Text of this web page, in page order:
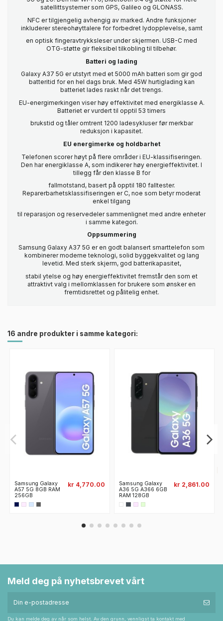
satellittsystemer som GPS, Galileo og GLONASS.
NFC er tilgjengelig avhengig av marked. Andre funksjoner
inkluderer stereohøyttalere for forbedret lydopplevelse, samt
en optisk fingeravtrykksleser under skjermen. USB-C med
OTG-støtte gir fleksibel tilkobling til tilbehør.
Batteri og lading
Galaxy A37 5G er utstyrt med et 5000 mAh batteri som gir god
batteritid for en hel dags bruk. Med 45W hurtiglading kan
batteriet lades raskt når det trengs.
EU-energimerkingen viser høy effektivitet med energiklasse A.
Batteriet er vurdert til opptil 53 timers
brukstid og tåler omtrent 1200 ladesykluser før merkbar
reduksjon i kapasitet.
EU energimerke og holdbarhet
Telefonen scorer høyt på flere områder i EU-klassifiseringen.
Den har energiklasse A, som indikerer høy energieffektivitet. I
tillegg får den klasse B for
fallmotstand, basert på opptil 180 falltester.
Reparerbarhetsklassifiseringen er C, noe som betyr moderat
enkel tilgang
til reparasjon og reservedeler sammenlignet med andre enheter
i samme kategori.
Oppsummering
Samsung Galaxy A37 5G er en godt balansert smarttelefon som
kombinerer moderne teknologi, solid byggekvalitet og lang
levetid. Med sterk skjerm, god batterikapasitet,
stabil ytelse og høy energieffektivitet fremstår den som et
attraktivt valg i mellomklassen for brukere som ønsker en
fremtidsrettet og pålitelig enhet.
16 andre produkter i samme kategori:
Samsung Galaxy
A57 5G 8GB RAM
256GB
kr 4,770.00
Samsung Galaxy
A36 5G A366 6GB
RAM 128GB
kr 2,861.00
Meld deg på nyhetsbrevet vårt
Du kan melde deg av når som helst. Av den grunn, vennligst ta kontakt med